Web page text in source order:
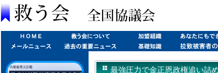
最強圧力で金正恩政権追い詰